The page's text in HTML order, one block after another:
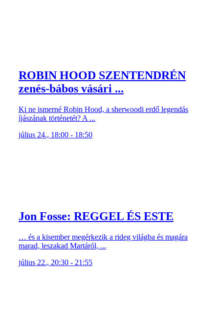
ROBIN HOOD SZENTENDRÉN
zenés-bábos vásári ...
Ki ne ismerné Robin Hood, a sherwoodi erdő legendás
íjászának történetét? A ...
július 24., 18:00 - 18:50
Jon Fosse: REGGEL ÉS ESTE
… és a kisember megérkezik a rideg világba és magára
marad, leszakad Martáról, ...
július 22., 20:30 - 21:55